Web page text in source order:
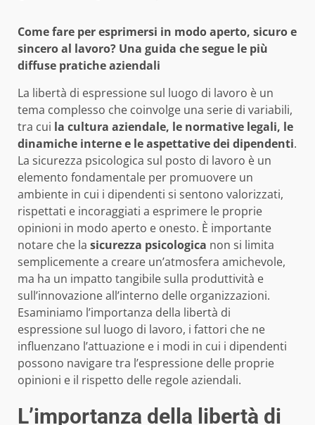
Come fare per esprimersi in modo aperto, sicuro e
sincero al lavoro? Una guida che segue le più
diffuse pratiche aziendali
La libertà di espressione sul luogo di lavoro è un
tema complesso che coinvolge una serie di variabili,
tra cui la cultura aziendale, le normative legali, le
dinamiche interne e le aspettative dei dipendenti.
La sicurezza psicologica sul posto di lavoro è un
elemento fondamentale per promuovere un
ambiente in cui i dipendenti si sentono valorizzati,
rispettati e incoraggiati a esprimere le proprie
opinioni in modo aperto e onesto. È importante
notare che la sicurezza psicologica non si limita
semplicemente a creare un’atmosfera amichevole,
ma ha un impatto tangibile sulla produttività e
sull’innovazione all’interno delle organizzazioni.
Esaminiamo l’importanza della libertà di
espressione sul luogo di lavoro, i fattori che ne
influenzano l’attuazione e i modi in cui i dipendenti
possono navigare tra l’espressione delle proprie
opinioni e il rispetto delle regole aziendali.
L’importanza della libertà di